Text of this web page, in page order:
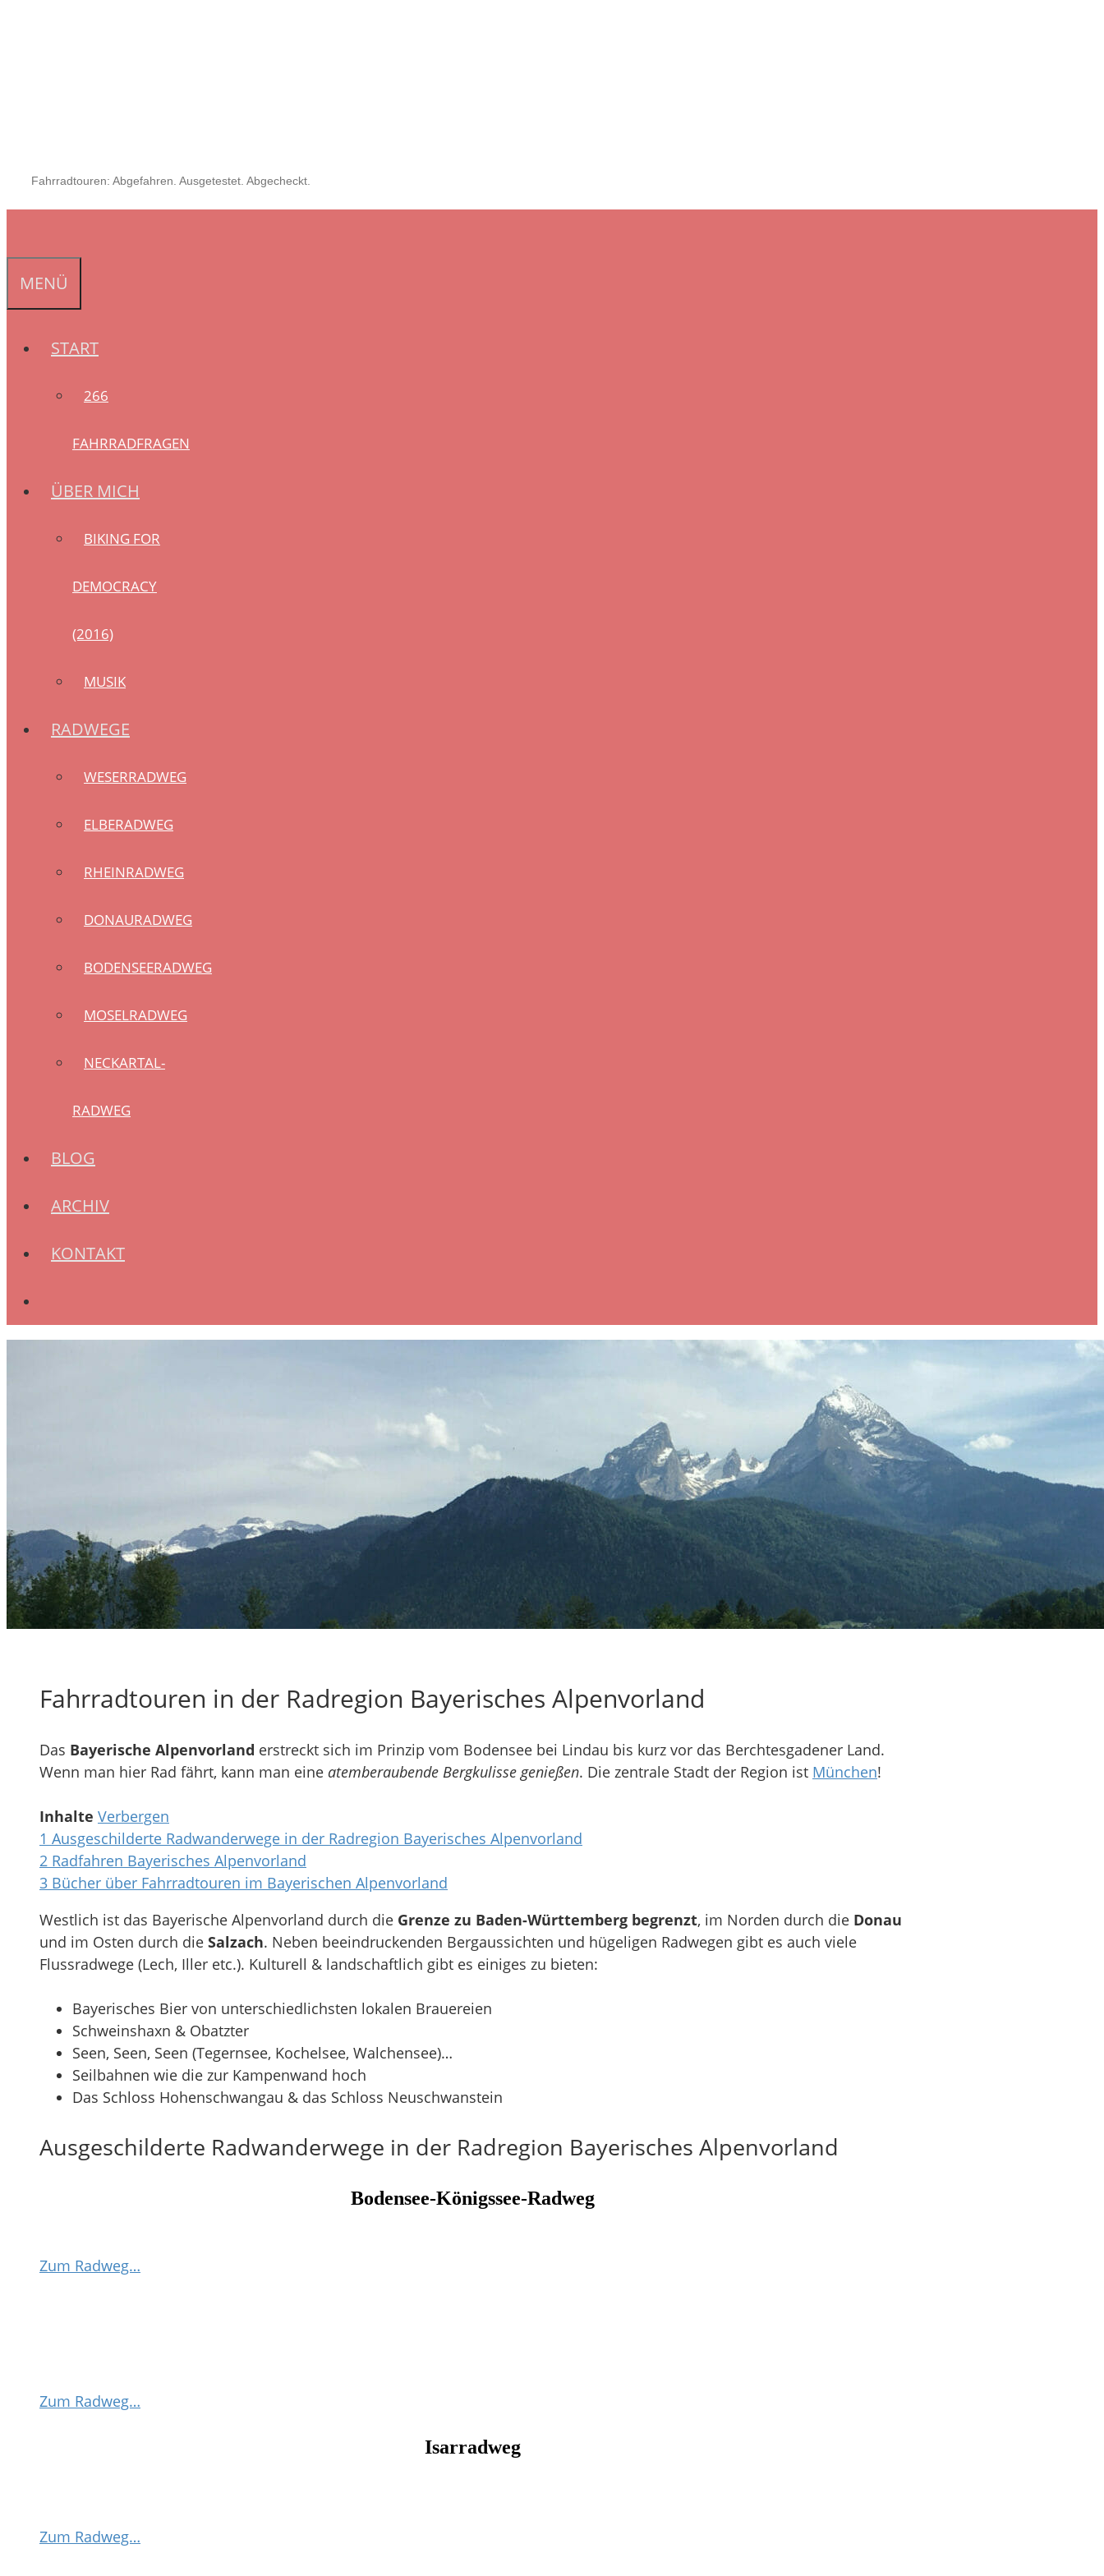
Fahrradtouren: Abgefahren. Ausgetestet. Abgecheckt.
MENÜ
START
266
FAHRRADFRAGEN
ÜBER MICH
BIKING FOR
DEMOCRACY
(2016)
MUSIK
RADWEGE
WESERRADWEG
ELBERADWEG
RHEINRADWEG
DONAURADWEG
BODENSEERADWEG
MOSELRADWEG
NECKARTAL-
RADWEG
BLOG
ARCHIV
KONTAKT
Fahrradtouren in der Radregion Bayerisches Alpenvorland
Das Bayerische Alpenvorland erstreckt sich im Prinzip vom Bodensee bei Lindau bis kurz vor das Berchtesgadener Land.
Wenn man hier Rad fährt, kann man eine atemberaubende Bergkulisse genießen. Die zentrale Stadt der Region ist München!
Inhalte Verbergen
1 Ausgeschilderte Radwanderwege in der Radregion Bayerisches Alpenvorland
2 Radfahren Bayerisches Alpenvorland
3 Bücher über Fahrradtouren im Bayerischen Alpenvorland
Westlich ist das Bayerische Alpenvorland durch die Grenze zu Baden-Württemberg begrenzt, im Norden durch die Donau
und im Osten durch die Salzach. Neben beeindruckenden Bergaussichten und hügeligen Radwegen gibt es auch viele
Flussradwege (Lech, Iller etc.). Kulturell & landschaftlich gibt es einiges zu bieten:
Bayerisches Bier von unterschiedlichsten lokalen Brauereien
Schweinshaxn & Obatzter
Seen, Seen, Seen (Tegernsee, Kochelsee, Walchensee)…
Seilbahnen wie die zur Kampenwand hoch
Das Schloss Hohenschwangau & das Schloss Neuschwanstein
Ausgeschilderte Radwanderwege in der Radregion Bayerisches Alpenvorland
Bodensee-Königssee-Radweg
Zum Radweg…
Zum Radweg…
Isarradweg
Zum Radweg…